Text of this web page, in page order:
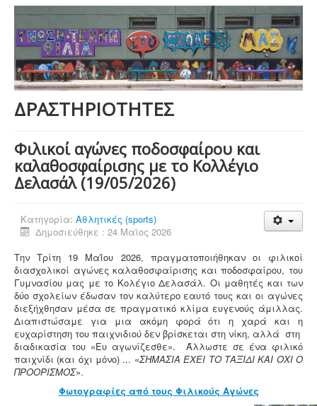
ΔΡΑΣΤΗΡΙΟΤΗΤΕΣ
Φιλικοί αγώνες ποδοσφαίρου και
καλαθοσφαίρισης με το Κολλέγιο
Δελασάλ (19/05/2026)
Κατηγορία: Αθλητικές (sports)
Δημοσιεύθηκε : 24 Μαϊος 2026
Την Τρίτη 19 Μαΐου 2026, πραγματοποιήθηκαν οι φιλικοί
διασχολικοί αγώνες καλαθοσφαίρισης και ποδοσφαίρου, του
Γυμνασίου μας με το Κολέγιο Δελασάλ. Οι μαθητές και των
δύο σχολείων έδωσαν τον καλύτερο εαυτό τους και οι αγώνες
διεξήχθησαν μέσα σε πραγματικό κλίμα ευγενούς άμιλλας.
Διαπιστώσαμε για μια ακόμη φορά ότι η χαρά και η
ευχαρίστηση του παιχνιδιού δεν βρίσκεται στη νίκη, αλλά στη
διαδικασία του «Ευ αγωνίζεσθε». Άλλωστε σε ένα φιλικό
παιχνίδι (και όχι μόνο) ... «ΣΗΜΑΣΙΑ ΕΧΕΙ ΤΟ ΤΑΞΙΔΙ ΚΑΙ ΟΧΙ Ο
ΠΡΟΟΡΙΣΜΟΣ».
Φωτογραφίες από τους Φιλικούς Αγώνες